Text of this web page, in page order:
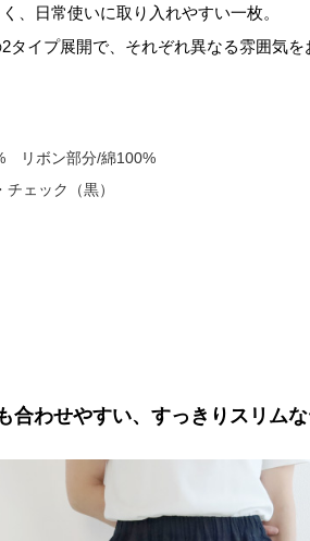
、日常使いに取り入れやすい一枚。
タイプ展開で、それぞれ異なる雰囲気を
リボン部分/綿100%
チェック（黒）
合わせやすい、すっきりスリムな